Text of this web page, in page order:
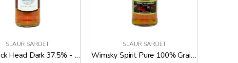
SLAUR SARDET
Ron Black Head Dark 37.5% - 1 Litro
SLAUR SARDET
Wimsky Spirit Pure 100% Grain 40% - 1 Litro